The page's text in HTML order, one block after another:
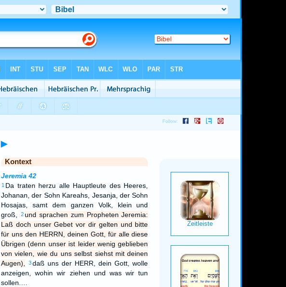
►
Kontext
Jeremia 42
1 Da traten herzu alle Hauptleute des Heeres,
Johanan, der Sohn Kareahs, Jesanja, der Sohn
Hosajas, samt dem ganzen Volk, klein und
groß,
2und sprachen zum Propheten Jeremia:
Laß doch unser Gebet vor dir gelten und bitte
für uns den HERRN, deinen Gott, für alle diese
Übrigen (denn unser ist leider wenig geblieben
von vielen, wie du uns selbst siehst mit deinen
Augen),
3daß uns der HERR, dein Gott, wolle
anzeigen, wohin wir ziehen und was wir tun
sollen.…